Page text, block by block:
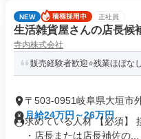
NEW 正社員
生活雑貨屋さんの店長候
寺内株式会社
販売経験者歓迎⭐残業ほぼな
〒503-0951岐阜県大垣市
月給24万円～26万円
求めている人材 【必須】
・店長または店長補佐の...